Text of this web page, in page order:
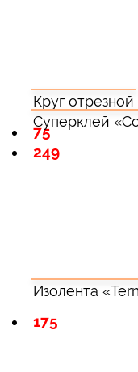
Суперклей
249
Круг отрезной
75
Изолента
175